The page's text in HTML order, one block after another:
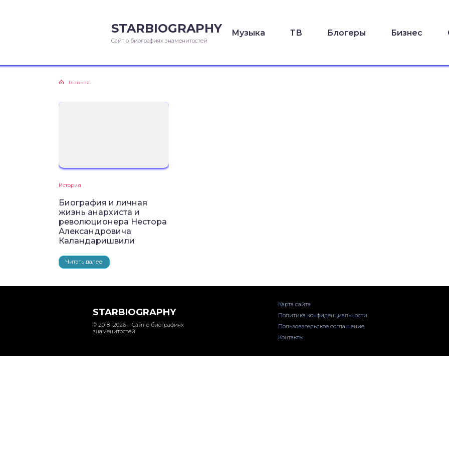
STARBIOGRAPHY
Сайт о биографиях знаменитостей
Музыка ТВ Блогеры Бизнес
Главная
История
Биография и личная
жизнь анархиста и
революционера Нестора
Александровича
Каландаришвили
Читать далее
STARBIOGRAPHY
© 2018–2026 – Сайт о биографиях
знаменитостей
Карта сайта
Политика конфиденциальности
Пользовательское соглашение
Контакты